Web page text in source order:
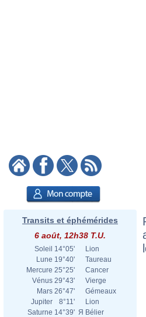
Transits et éphémérides
6 août, 12h38 T.U.
Soleil 14°05'
Lion
Lune 19°40'
Taureau
Mercure 25°25'
Cancer
Vénus 29°43'
Vierge
Mars 26°47'
Gémeaux
Jupiter
8°11'
Lion
Saturne 14°39' Я Bélier